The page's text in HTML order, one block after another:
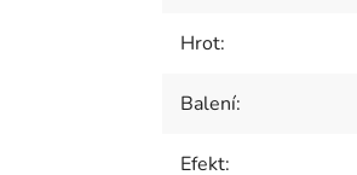
Hrot:
Balení:
Efekt: